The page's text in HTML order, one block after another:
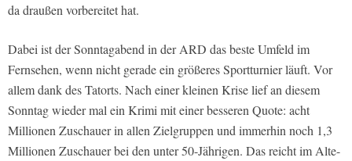
da draußen vorbereitet hat.
Dabei ist der Sonntagabend in der ARD das beste Umfeld im
Fernsehen, wenn nicht gerade ein größeres Sportturnier läuft. Vor
allem dank des Tatorts. Nach einer kleinen Krise lief an diesem
Sonntag wieder mal ein Krimi mit einer besseren Quote: acht
Millionen Zuschauer in allen Zielgruppen und immerhin noch 1,3
Millionen Zuschauer bei den unter 50-Jährigen. Das reicht im Alte-